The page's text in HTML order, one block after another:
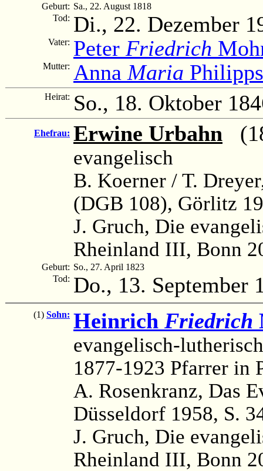
Geburt: Sa., 22. August 1818
Tod: Di., 22. Dezember
Vater: Peter Friedrich
Mutter: Anna Maria Philipps
Heirat: So., 18. Oktober
Ehefrau: Erwine Urbahn
evangelisch
B. Koerner / T.
(DGB 108), Görlitz
J. Gruch, Die
Rheinland III, Bonn
Geburt: So., 27. April 1823
Tod: Do., 13. September
(1) Sohn: Heinrich Friedrich
evangelisch-
1877-1923 Pfarrer in
A. Rosenkranz, Das
Düsseldorf 1958, S.
J. Gruch, Die
Rheinland III, Bonn